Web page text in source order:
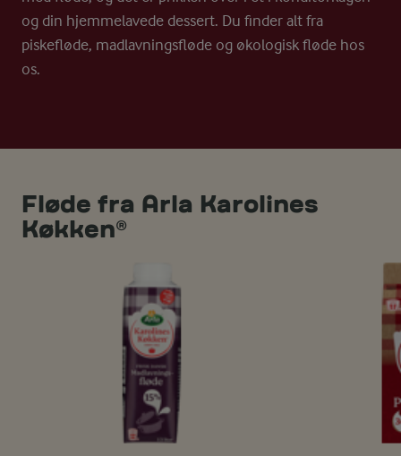
og din hjemmelavede dessert. Du finder alt fra
piskefløde, madlavningsfløde og økologisk fløde hos
os.
Fløde fra Arla Karolines
Køkken®